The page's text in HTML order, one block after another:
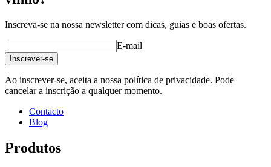
Inscreva-se na nossa newsletter com dicas, guias e boas ofertas.
E-mail
Inscrever-se
Ao inscrever-se, aceita a nossa política de privacidade. Pode
cancelar a inscrição a qualquer momento.
Contacto
Blog
Produtos